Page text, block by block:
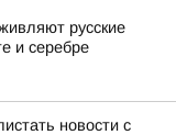
русские
и серебре
новости с